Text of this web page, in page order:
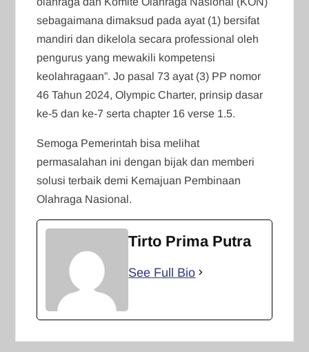
sebagaimana dimaksud pada ayat (1) bersifat
mandiri dan dikelola secara professional oleh
pengurus yang mewakili kompetensi
keolahragaan”. Jo pasal 73 ayat (3) PP nomor
46 Tahun 2024, Olympic Charter, prinsip dasar
ke-5 dan ke-7 serta chapter 16 verse 1.5.
Semoga Pemerintah bisa melihat
permasalahan ini dengan bijak dan memberi
solusi terbaik demi Kemajuan Pembinaan
Olahraga Nasional.
Tirto Prima Putra
See Full Bio